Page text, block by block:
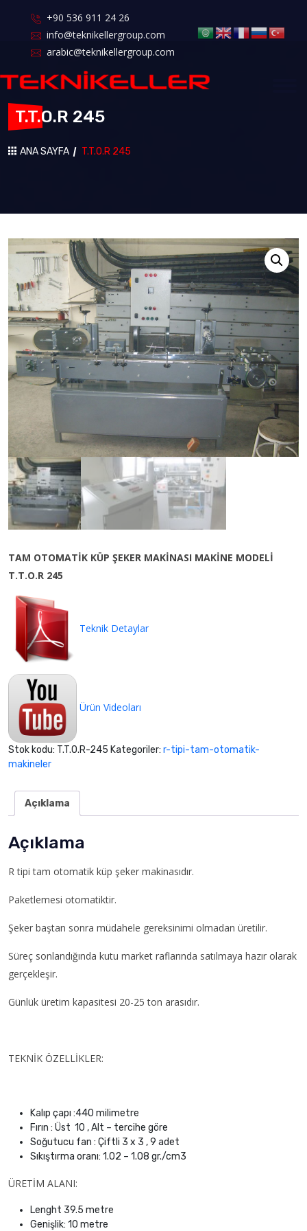
+90 536 911 24 26
info@teknikellergroup.com
arabic@teknikellergroup.com
T.T.O.R 245
ANA SAYFA T.T.O.R 245
TAM OTOMATİK KÜP ŞEKER MAKİNASI MAKİNE MODELİ
T.T.O.R 245
Teknik Detaylar
Ürün Videoları
Stok kodu: T.T.O.R-245 Kategoriler: r-tipi-tam-otomatik-
makineler
Açıklama
Açıklama
R tipi tam otomatik küp şeker makinasıdır.
Paketlemesi otomatiktir.
Şeker baştan sonra müdahele gereksinimi olmadan üretilir.
Süreç sonlandığında kutu market raflarında satılmaya hazır olarak
gerçekleşir.
Günlük üretim kapasitesi 20-25 ton arasıdır.
TEKNİK ÖZELLİKLER:
Kalıp çapı :440 milimetre
Fırın : Üst 10 , Alt – tercihe göre
Soğutucu fan : Çiftli 3 x 3 , 9 adet
Sıkıştırma oranı: 1.02 – 1.08 gr./cm3
ÜRETİM ALANI:
Lenght 39.5 metre
Genişlik: 10 metre